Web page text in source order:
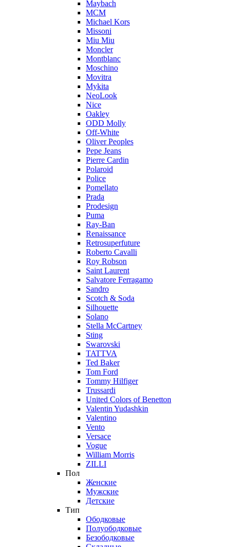
Maybach
MCM
Michael Kors
Missoni
Miu Miu
Moncler
Montblanc
Moschino
Movitra
Mykita
NeoLook
Nice
Oakley
ODD Molly
Off-White
Oliver Peoples
Pepe Jeans
Pierre Cardin
Polaroid
Police
Pomellato
Prada
Prodesign
Puma
Ray-Ban
Renaissance
Retrosuperfuture
Roberto Cavalli
Roy Robson
Saint Laurent
Salvatore Ferragamo
Sandro
Scotch & Soda
Silhouette
Solano
Stella McCartney
Sting
Swarovski
TATTVA
Ted Baker
Tom Ford
Tommy Hilfiger
Trussardi
United Colors of Benetton
Valentin Yudashkin
Valentino
Vento
Versace
Vogue
William Morris
ZILLI
Пол
Женские
Мужские
Детские
Тип
Ободковые
Полуободковые
Безободковые